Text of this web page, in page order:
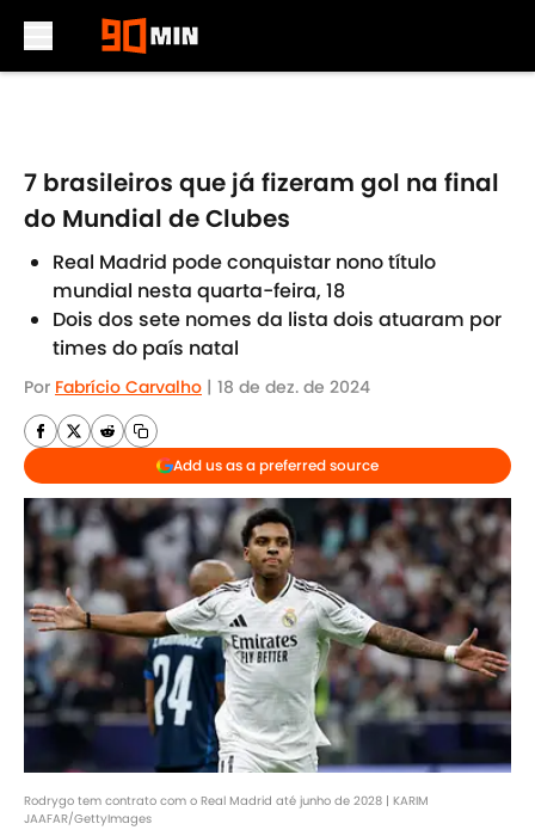
7 brasileiros que já fizeram gol na final
do Mundial de Clubes
Real Madrid pode conquistar nono título
mundial nesta quarta-feira, 18
Dois dos sete nomes da lista dois atuaram por
times do país natal
Por Fabrício Carvalho | 18 de dez. de 2024
Add us as a preferred source
Rodrygo tem contrato com o Real Madrid até junho de 2028 | KARIM
JAAFAR/GettyImages